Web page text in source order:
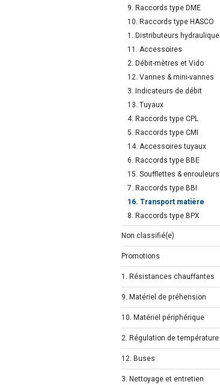
9. Raccords type DME
10. Raccords type HASCO
1. Distributeurs
11. Accessoires
2. Débit-mètres et Vido
12. Vannes & mini-vannes
3. Indicateurs de débit
13. Tuyaux
4. Raccords type CPL
5. Raccords type CMI
14. Accessoires tuyaux
6. Raccords type BBE
15. Soufflettes & enrouleurs
7. Raccords type BBI
16. Transport matière
8. Raccords type BPX
Non classifié(e)
Promotions
1. Résistances chauffantes
9. Matériel de préhension
10. Matériel périphérique
2. Régulation de température
12. Buses
3. Nettoyage et entretien